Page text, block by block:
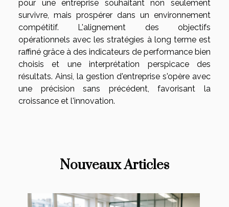
pour une entreprise souhaitant non seulement
survivre, mais prospérer dans un environnement
compétitif. L'alignement des objectifs
opérationnels avec les stratégies à long terme est
raffiné grâce à des indicateurs de performance bien
choisis et une interprétation perspicace des
résultats. Ainsi, la gestion d'entreprise s'opère avec
une précision sans précédent, favorisant la
croissance et l'innovation.
Nouveaux Articles